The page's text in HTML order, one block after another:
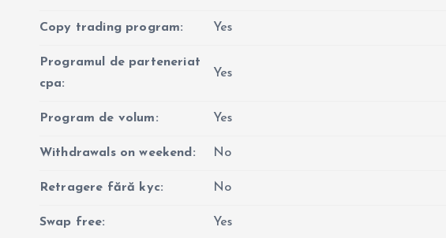
Copy trading program: Yes
Programul de parteneriat
cpa:
Yes
Program de volum: Yes
Withdrawals on weekend: No
Retragere fără kyc: No
Swap free: Yes